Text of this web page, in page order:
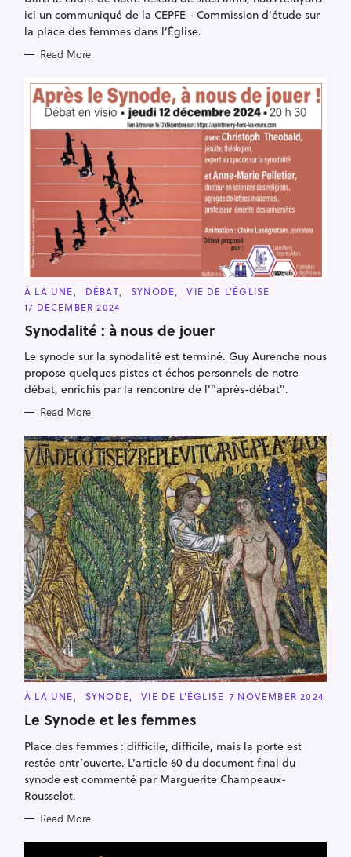
E
S
ici un communiqué de la CEPFE - Commission d'étude sur
la place des femmes dans l’Église.
Read More
C
T
G
R
I
E
S
À LA UNE DÉBAT SYNODE
VIE DE L'ÉGLISE
17 DECEMBER 2024
Synodalité : à nous de jouer
Le synode sur la synodalité est terminé. Guy Aurenche nous
propose quelques pistes et échos personnels de notre
débat, enrichis par la rencontre de l'"après-débat".
Read More
C
T
E
O
I
E
S
À LA UNE SYNODE VIE DE L'ÉGLISE 7 NOVEMBER 2024
Le Synode et les femmes
Place des femmes : difficile, difficile, mais la porte est
restée entr’ouverte. L'article 60 du document final du
synode est commenté par Marguerite Champeaux-
Rousselot.
Read More